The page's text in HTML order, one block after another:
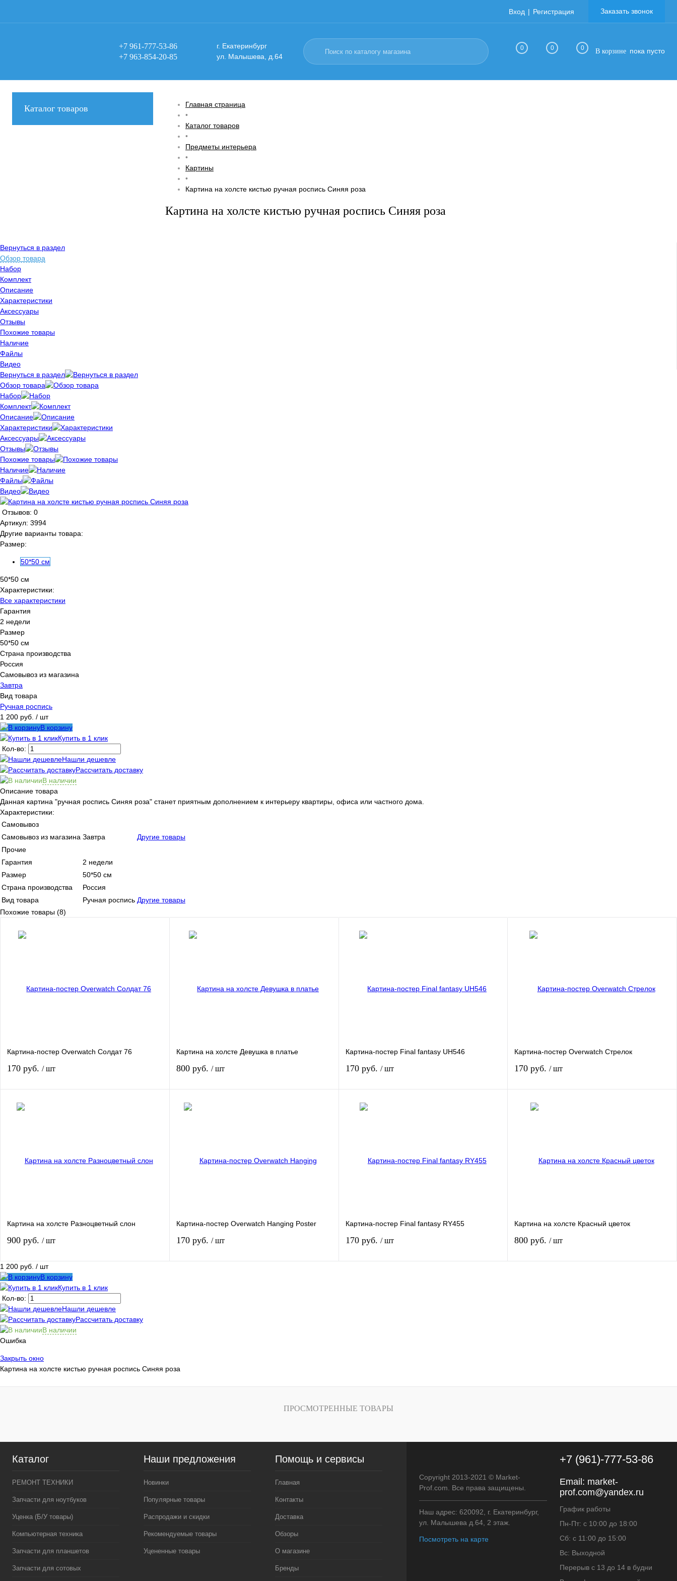
Вход Регистрация Заказать звонок
+7 961-777-53-86
+7 963-854-20-85
г. Екатеринбург
ул. Малышева, д.64
0 0 0 В корзине пока пусто
Каталог товаров
Главная страница
•
Каталог товаров
•
Предметы интерьера
•
Картины
•
Картина на холсте кистью ручная роспись Синяя роза
Картина на холсте кистью ручная роспись Синяя роза
Вернуться в раздел
Обзор товара
Набор
Комплект
Описание
Характеристики
Аксессуары
Отзывы
Похожие товары
Наличие
Файлы
Видео
Вернуться в раздел
Обзор товара
Набор
Комплект
Описание
Характеристики
Аксессуары
Отзывы
Похожие товары
Наличие
Файлы
Видео
Отзывов: 0
Артикул: 3994
Другие варианты товара:
Размер:
50*50 см
50*50 см
Характеристики:
Все характеристики
Гарантия
2 недели
Размер
50*50 см
Страна производства
Россия
Самовывоз из магазина
Завтра
Вид товара
Ручная роспись
1 200 руб. / шт
В корзину
Купить в 1 клик
Кол-во:
Нашли дешевле
Рассчитать доставку
В наличии
Описание товара
Данная картина "ручная роспись Синяя роза" станет приятным дополнением к интерьеру квартиры, офиса или частного дома.
Характеристики:
Самовывоз
Самовывоз из магазина Завтра
Другие товары
Прочие
Гарантия
2 недели
Размер
50*50 см
Страна производства
Россия
Вид товара
Ручная роспись Другие товары
Похожие товары (8)
Картина-постер Overwatch Солдат 76
170 руб. / шт
наличии
Картина на холсте Девушка в платье
800 руб. / шт
наличии
Картина-постер Final fantasy UH546
170 руб. / шт
наличии
Картина-постер Overwatch Стрелок
170 руб./ шт
наличии
Картина на холсте Разноцветный слон
900 руб. / шт
Купить в 1 клик К сравнению
В избранное
В
Картина-постер Overwatch Hanging Poster
170 руб. / шт
Картина-постер Final fantasy RY455
170 руб. / шт
Картина на холсте Красный цветок
800 руб./ шт
1 200 руб. / шт
В корзину
Купить в 1 клик
Кол-во:
Нашли дешевле
Рассчитать доставку
В наличии
Ошибка
Закрыть окно
Картина на холсте кистью ручная роспись Синяя роза
ПРОСМОТРЕННЫЕ ТОВАРЫ
Каталог
РЕМОНТ ТЕХНИКИ
Запчасти для ноутбуков
Уценка (Б/У товары)
Компьютерная техника
Запчасти для планшетов
Запчасти для сотовых
Наши предложения
Новинки
Популярные товары
Распродажи и скидки
Рекомендуемые товары
Уцененные товары
Помощь и сервисы
Главная
Контакты
Доставка
Обзоры
О магазине
Бренды
Copyright 2013-2021 © Market-
Prof.com. Все права защищены.
Наш адрес: 620092, г. Екатеринбург,
ул. Малышева д.64, 2 этаж.
Посмотреть на карте
+7 (961)-777-53-86
Email: market-
prof.com@yandex.ru
График работы
Пн-Пт: с 10:00 до 18:00
Сб: с 11:00 до 15:00
Вс: Выходной
Перерыв с 13 до 14 в будни